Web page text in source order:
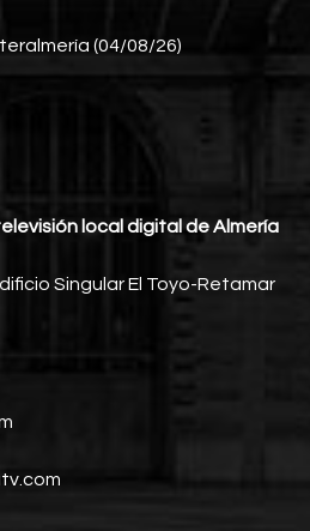
(04/08/26)
local digital de Almería
Singular El Toyo-Retamar